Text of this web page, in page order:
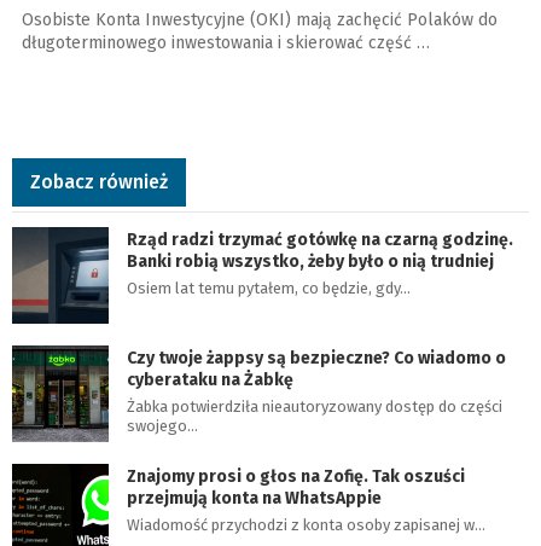
Osobiste Konta Inwestycyjne (OKI) mają zachęcić Polaków do
długoterminowego inwestowania i skierować część …
Zobacz również
Rząd radzi trzymać gotówkę na czarną godzinę.
Banki robią wszystko, żeby było o nią trudniej
Osiem lat temu pytałem, co będzie, gdy…
Czy twoje żappsy są bezpieczne? Co wiadomo o
cyberataku na Żabkę
Żabka potwierdziła nieautoryzowany dostęp do części
swojego…
Znajomy prosi o głos na Zofię. Tak oszuści
przejmują konta na WhatsAppie
Wiadomość przychodzi z konta osoby zapisanej w…